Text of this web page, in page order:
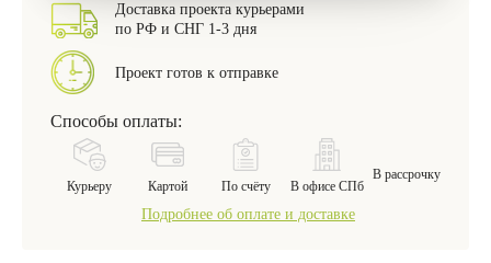
Доставка проекта курьерами
по РФ и СНГ 1-3 дня
Проект готов к отправке
Способы оплаты:
Курьеру Картой По счёту В офисе СПб
В рассрочку
Подробнее об оплате и доставке